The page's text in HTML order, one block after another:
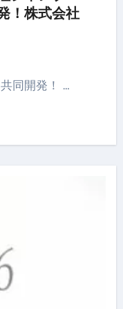
！株式会社
共同開発！ …